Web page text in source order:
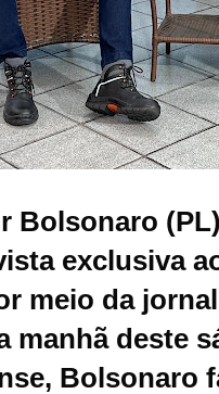
Bolsonaro
exclusiva
meio da
manhã deste
Bolsonaro